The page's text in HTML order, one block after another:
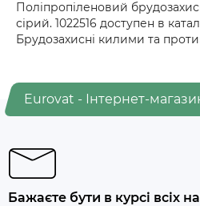
Поліпропіленовий
сірий. 1022516 доступен в
Брудозахисні килими та
Eurovat - Інтернет-
Бажаєте бути в курсі всіх